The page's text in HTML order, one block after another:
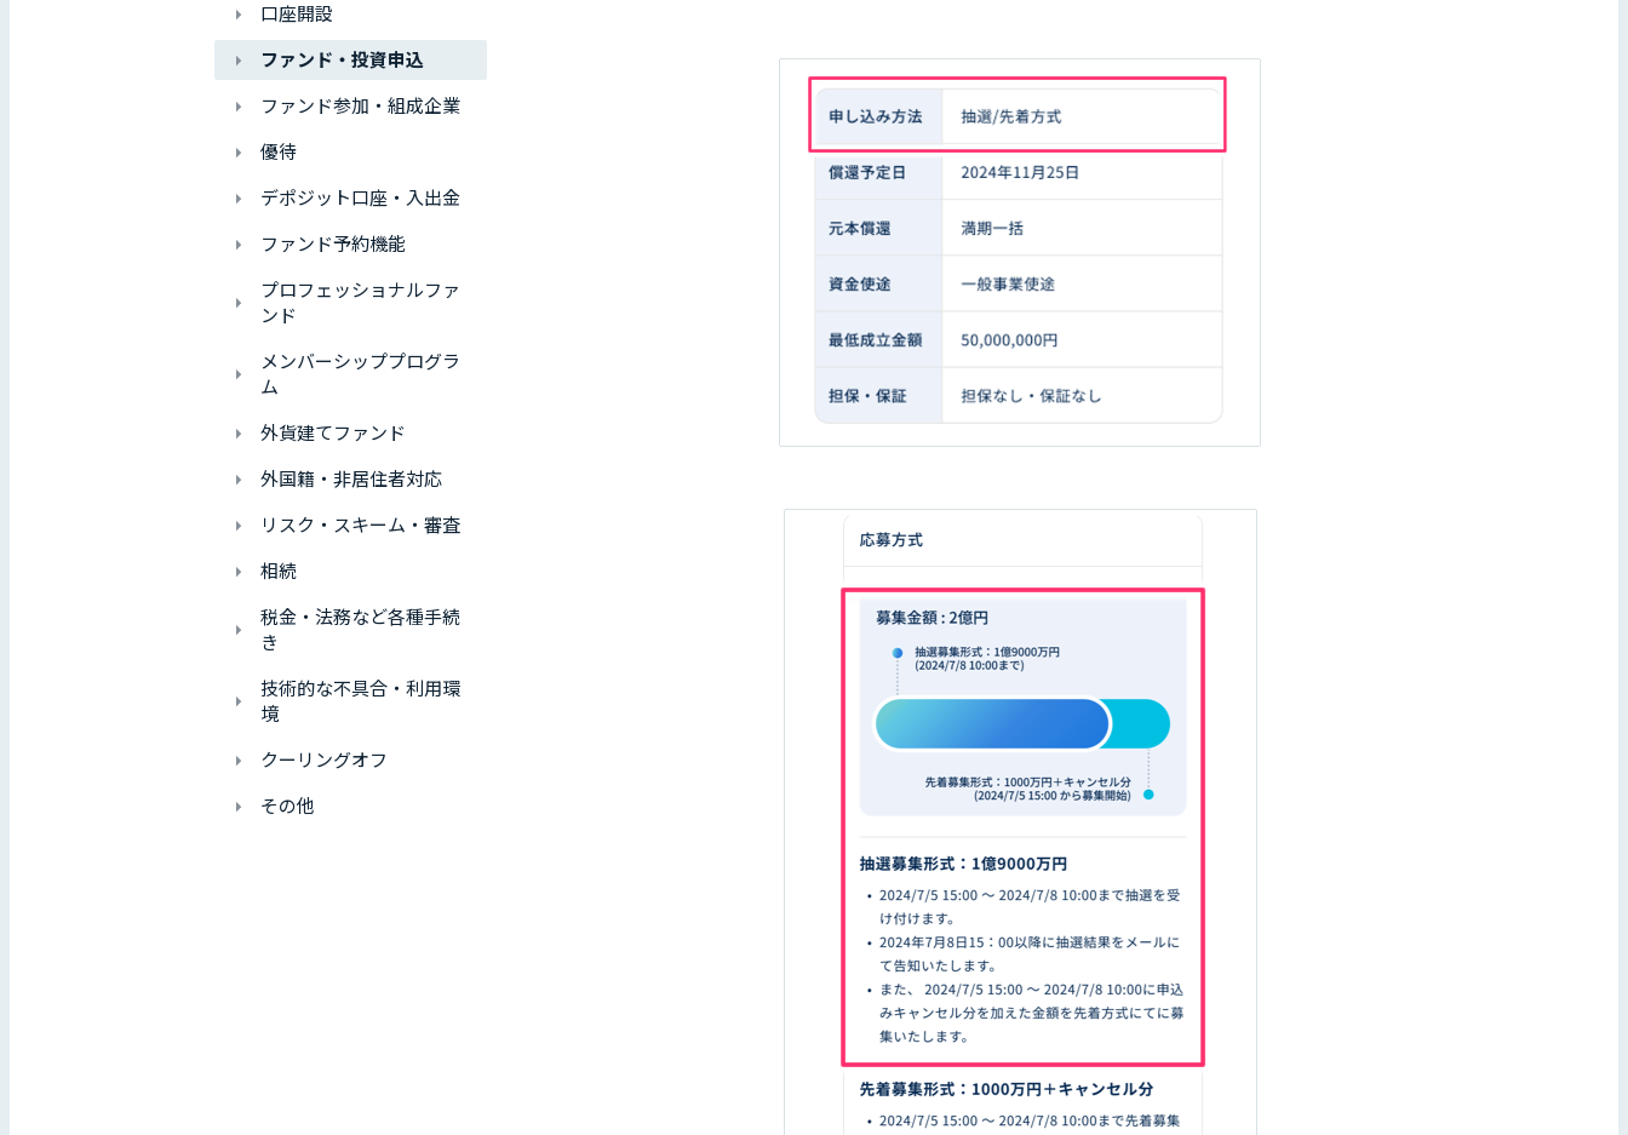
口座開設
ファンド・投資申込
ファンド参加・組成企業
優待
デポジット口座・入出金
ファンド予約機能
プロフェッショナルファ
ンド
メンバーシッププログラ
ム
外貨建てファンド
外国籍・非居住者対応
リスク・スキーム・審査
相続
税金・法務など各種手続
き
技術的な不具合・利用環
境
クーリングオフ
その他